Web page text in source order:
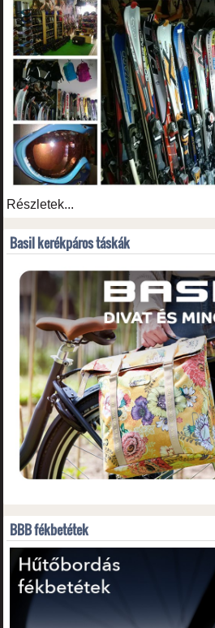
Részletek...
Basil kerékpáros táskák
BBB fékbetétek